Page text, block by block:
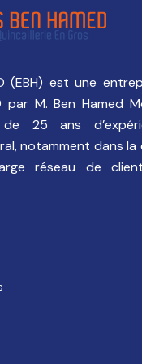
(EBH) est une
par M. Ben Hamed
de 25 ans
notamment dans la
réseau de